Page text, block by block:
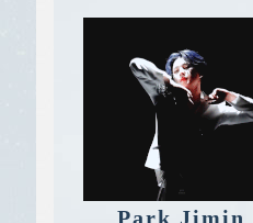
Park Jimin